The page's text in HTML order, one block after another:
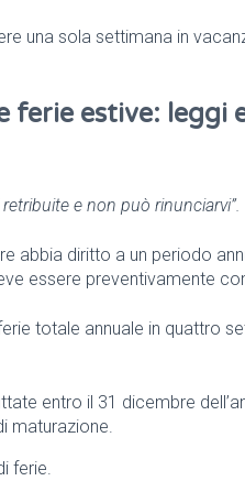
una sola settimana in
estive: leggi
e non può rinunciarvi”.
abbia diritto a un periodo
essere preventivamente
totale annuale in quattro
entro il 31 dicembre
maturazione.
ferie.